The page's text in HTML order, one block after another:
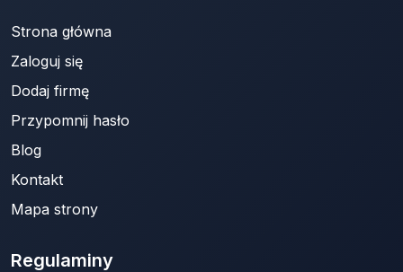
Strona główna
Zaloguj się
Dodaj firmę
Przypomnij hasło
Blog
Kontakt
Mapa strony
Regulaminy